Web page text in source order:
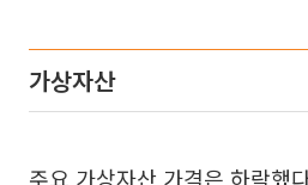
가상자산
주요 가상자산 가격은 하락했